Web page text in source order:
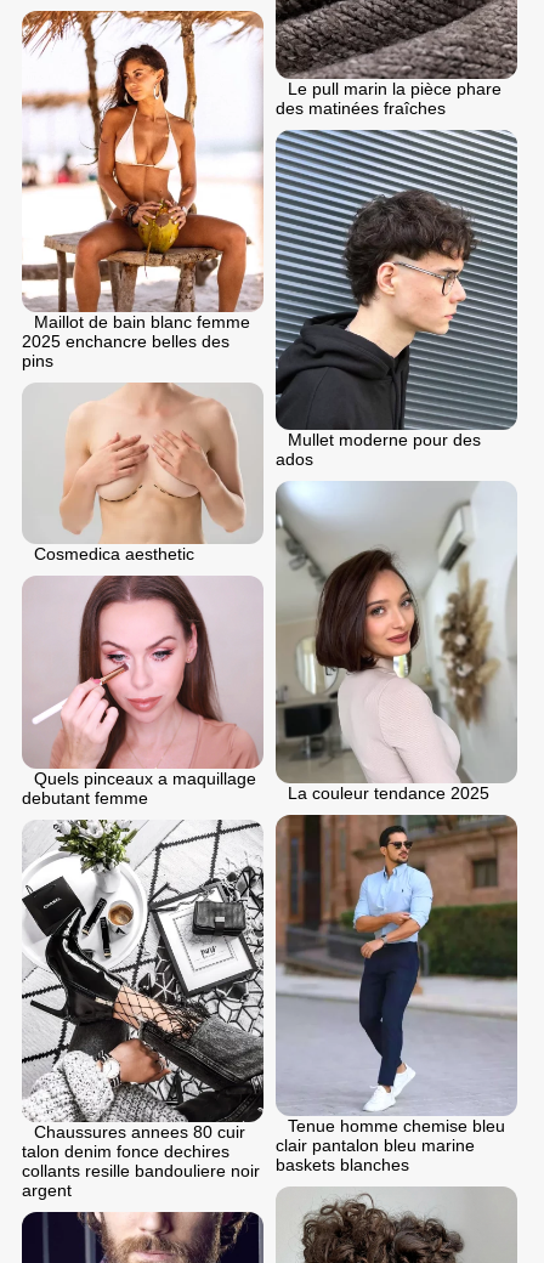
Le pull marin la pièce phare
des matinées fraîches
Maillot de bain blanc femme
2025 enchancre belles des
pins
Mullet moderne pour des
ados
Cosmedica aesthetic
La couleur tendance 2025
Quels pinceaux a maquillage
debutant femme
Tenue homme chemise bleu
clair pantalon bleu marine
baskets blanches
Chaussures annees 80 cuir
talon denim fonce dechires
collants resille bandouliere noir
argent